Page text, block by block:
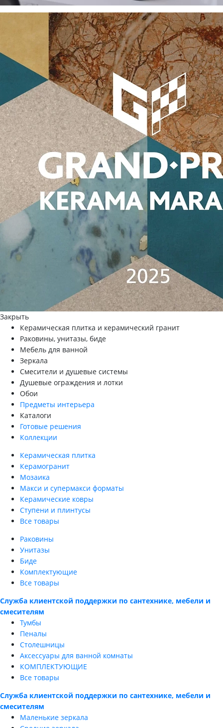
Закрыть
Керамическая плитка и керамический гранит
Раковины, унитазы, биде
Мебель для ванной
Зеркала
Смесители и душевые системы
Душевые ограждения и лотки
Обои
Предметы интерьера
Каталоги
Готовые решения
Коллекции
Керамическая плитка
Керамогранит
Мозаика
Макси и супермакси форматы
Керамические ковры
Ступени и плинтусы
Все товары
Раковины
Унитазы
Биде
Комплектующие
Все товары
Служба клиентской поддержки по сантехнике, мебели и
смесителям
Тумбы
Пеналы
Столешницы
Аксессуары для ванной комнаты
КОМПЛЕКТУЮЩИЕ
Все товары
Служба клиентской поддержки по сантехнике, мебели и
смесителям
Маленькие зеркала